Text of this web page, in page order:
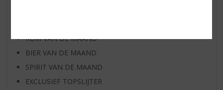
RUM VAN DE MAAND
BIER VAN DE MAAND
SPIRIT VAN DE MAAND
EXCLUSIEF TOPSLIJTER